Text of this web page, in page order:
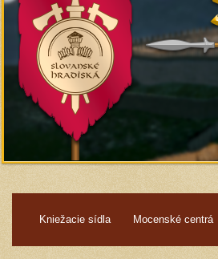
Kniežacie sídla
Mocenské centrá